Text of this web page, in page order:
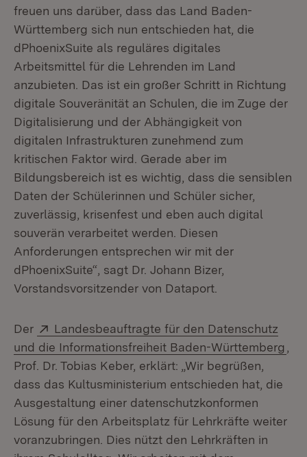
freuen uns darüber, dass das Land Baden-
Württemberg sich nun entschieden hat, die
dPhoenixSuite als reguläres digitales
Arbeitsmittel für die Lehrenden im Land
anzubieten. Das ist ein großer Schritt in Richtung
digitale Souveränität an Schulen, die im Zuge der
Digitalisierung und der Abhängigkeit von
digitalen Infrastrukturen zunehmend zum
kritischen Faktor wird. Gerade aber im
Bildungsbereich ist es wichtig, dass die sensiblen
Daten der Schülerinnen und Schüler sicher,
zuverlässig, krisenfest und eben auch digital
souverän verarbeitet werden. Diesen
Anforderungen entsprechen wir mit der
dPhoenixSuite“, sagt Dr. Johann Bizer,
Vorstandsvorsitzender von Dataport.
Der Extern:
Landesbeauftragte für den Datenschutz
und die Informationsfreiheit Baden-Württemberg
Prof. Dr. Tobias Keber, erklärt: „Wir begrüßen,
dass das Kultusministerium entschieden hat, die
Ausgestaltung einer datenschutzkonformen
Lösung für den Arbeitsplatz für Lehrkräfte weiter
voranzubringen. Dies nützt den Lehrkräften in